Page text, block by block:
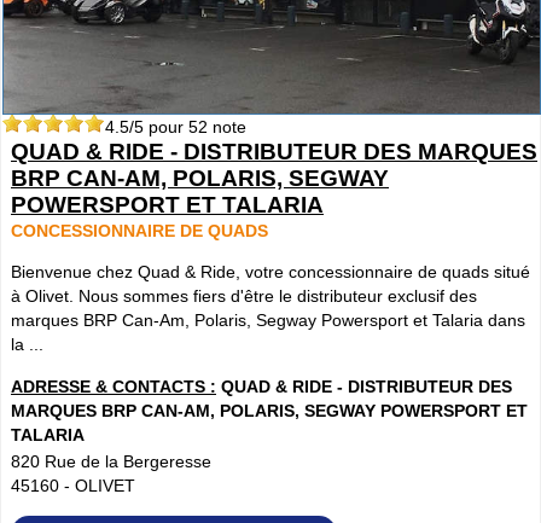
4.5/5 pour 52 note
QUAD & RIDE - DISTRIBUTEUR DES MARQUES
BRP CAN-AM, POLARIS, SEGWAY
POWERSPORT ET TALARIA
CONCESSIONNAIRE DE QUADS
Bienvenue chez Quad & Ride, votre concessionnaire de quads situé
à Olivet. Nous sommes fiers d'être le distributeur exclusif des
marques BRP Can-Am, Polaris, Segway Powersport et Talaria dans
la ...
ADRESSE & CONTACTS : QUAD & RIDE - DISTRIBUTEUR DES
MARQUES BRP CAN-AM, POLARIS, SEGWAY POWERSPORT ET
TALARIA
820 Rue de la Bergeresse
45160 - OLIVET